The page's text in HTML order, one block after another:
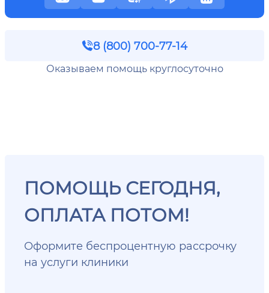
8 (800) 700-77-14
Оказываем помощь круглосуточно
ПОМОЩЬ СЕГОДНЯ,
ОПЛАТА ПОТОМ!
Оформите беспроцентную рассрочку
на услуги клиники